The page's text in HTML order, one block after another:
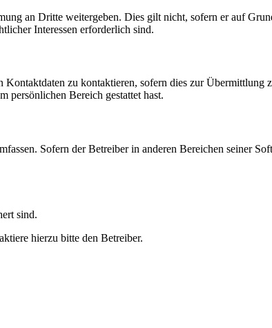
an Dritte weitergeben. Dies gilt nicht, sofern er auf
Interessen erforderlich sind.
Kontaktdaten zu kontaktieren, sofern dies zur
persönlichen Bereich gestattet hast.
Sofern der Betreiber in anderen Bereichen seiner
sind.
hierzu bitte den Betreiber.